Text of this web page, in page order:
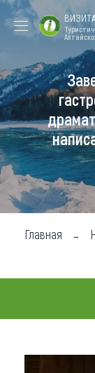
Форум VISIT
ALTAI
Туры
Где
Чем
Где
Карта
ВИЗИТ
Главная